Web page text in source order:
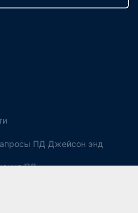
ПД Джейсон энд
ПД